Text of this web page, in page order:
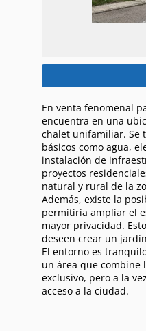
En venta fenomenal
encuentra en una
chalet unifamiliar. Se
básicos como agua,
instalación de
proyectos
natural y rural de la
Además, existe la
permitiría ampliar el
mayor privacidad.
deseen crear un
El entorno es
un área que combine
exclusivo, pero a la
acceso a la ciudad.